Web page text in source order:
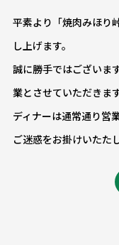
平素より「焼肉みほり
し上げます。
誠に勝手ではございま
業とさせていただきます
ディナーは通常通り営
ご迷惑をお掛けいたた